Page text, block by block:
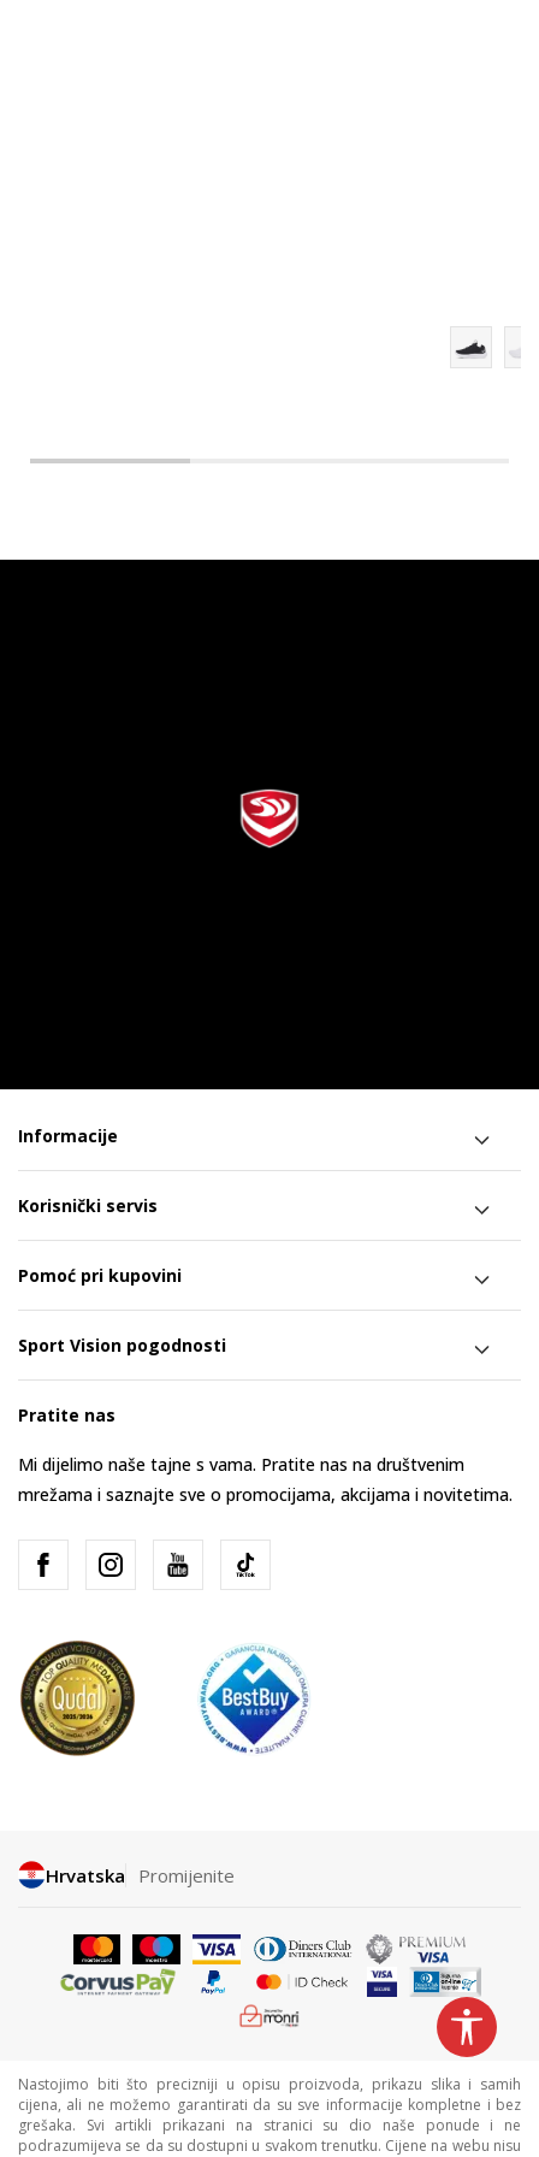
Informacije
Korisnički servis
Pomoć pri kupovini
Sport Vision pogodnosti
Pratite nas
Mi dijelimo naše tajne s vama. Pratite nas na društvenim
mrežama i saznajte sve o promocijama, akcijama i novitetima.
Hrvatska Promijenite
Nastojimo biti što precizniji u opisu proizvoda, prikazu slika i samih
cijena, ali ne možemo garantirati da su sve informacije kompletne i bez
grešaka. Svi artikli prikazani na stranici su dio naše ponude i ne
podrazumijeva se da su dostupni u svakom trenutku. Cijene na webu nisu